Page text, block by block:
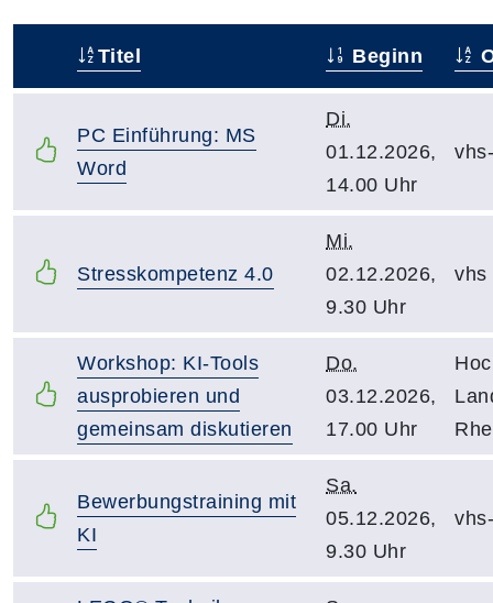
Titel Beginn
PC Einführung: MS
Word
Di.
01.12.2026,
14.00 Uhr
Stresskompetenz 4.0
Mi.
02.12.2026,
9.30 Uhr
vhs
Workshop: KI-Tools
ausprobieren und
gemeinsam diskutieren
Do.
03.12.2026,
17.00 Uhr
Bewerbungstraining mit
KI
Sa.
05.12.2026,
9.30 Uhr